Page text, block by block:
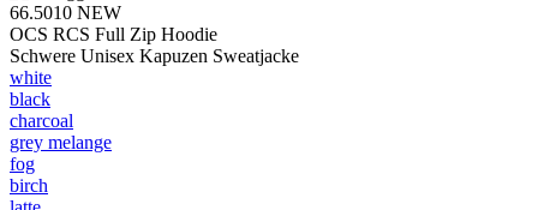
66.5010 NEW
OCS RCS Full Zip Hoodie
Schwere Unisex Kapuzen Sweatjacke
white
black
charcoal
grey melange
fog
birch